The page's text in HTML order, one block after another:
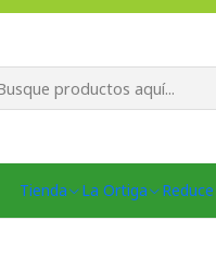
Tienda La Ortiga Reduce
Limpieza y Lavado